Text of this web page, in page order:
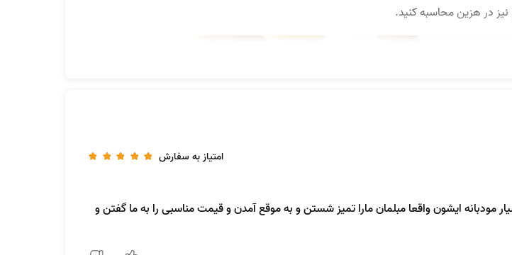
در هزین محاسبه کنید.
امتیاز به سفارش
مودبانه ایشون واقعا مبلمان مارا تمیز شستن و به موقع آمدن و قیمت مناسبی را به ما گفتن و